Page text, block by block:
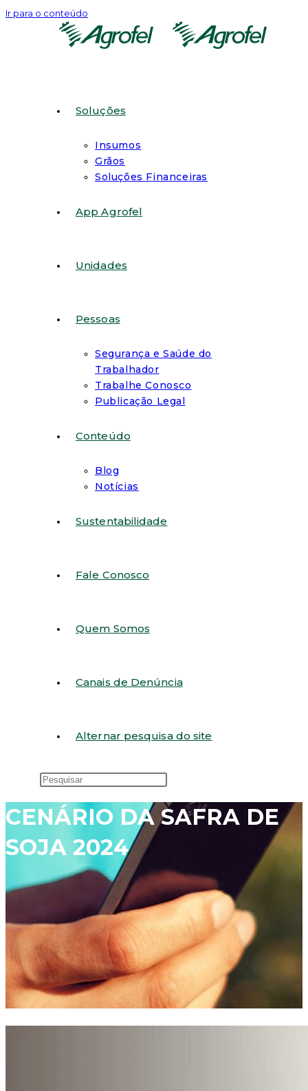
Ir para o conteúdo
Soluções
Insumos
Grãos
Soluções Financeiras
App Agrofel
Unidades
Pessoas
Segurança e Saúde do
Trabalhador
Trabalhe Conosco
Publicação Legal
Conteúdo
Blog
Notícias
Sustentabilidade
Fale Conosco
Quem Somos
Canais de Denúncia
Alternar pesquisa do site
CENÁRIO DA SAFRA DE
SOJA 2024